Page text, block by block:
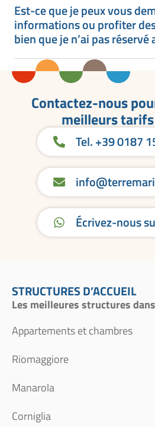
Est-ce que je peux vous
informations ou profiter
bien que je n’ai pas réservé
Contactez-nous
meilleurs
Tel. +39 0187
Écrivez-nous
STRUCTURES D’ACCUEIL
Les meilleures structures
Appartements et chambres
Riomaggiore
Manarola
Corniglia